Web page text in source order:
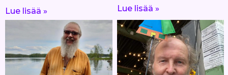
Lue lisää » Lue lisää »